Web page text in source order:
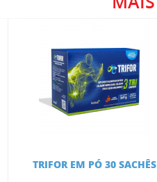
TRIFOR EM PÓ 30 SACHÊS